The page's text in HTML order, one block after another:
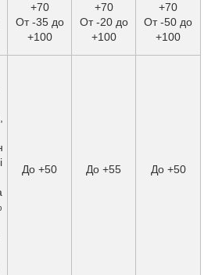
+70
От -35 до
+100
+70
От -20 до
+100
+70
От -50 до
+100
До +50 До +55 До +50